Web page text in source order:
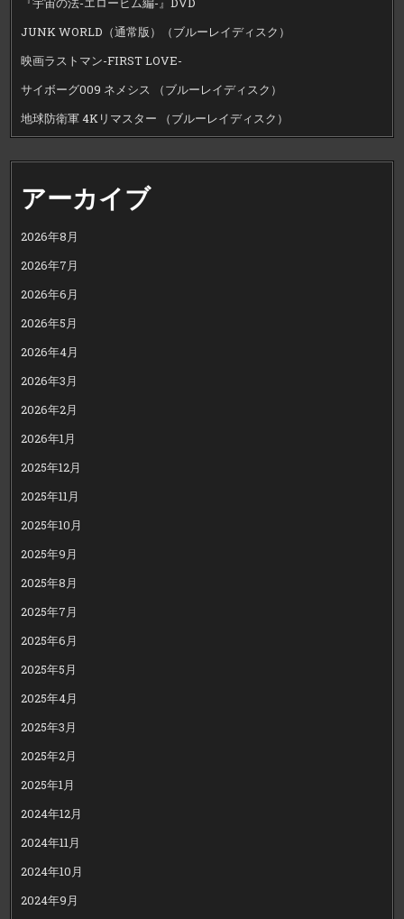
JUNK WORLD（通常版）（ブルーレイディスク）
映画ラストマン-FIRST LOVE-
サイボーグ009 ネメシス （ブルーレイディスク）
地球防衛軍 4Kリマスター （ブルーレイディスク）
アーカイブ
2026年8月
2026年7月
2026年6月
2026年5月
2026年4月
2026年3月
2026年2月
2026年1月
2025年12月
2025年11月
2025年10月
2025年9月
2025年8月
2025年7月
2025年6月
2025年5月
2025年4月
2025年3月
2025年2月
2025年1月
2024年12月
2024年11月
2024年10月
2024年9月